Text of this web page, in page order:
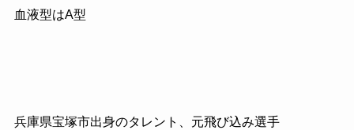
血液型はA型
兵庫県宝塚市出身のタレント、元飛び込み選手